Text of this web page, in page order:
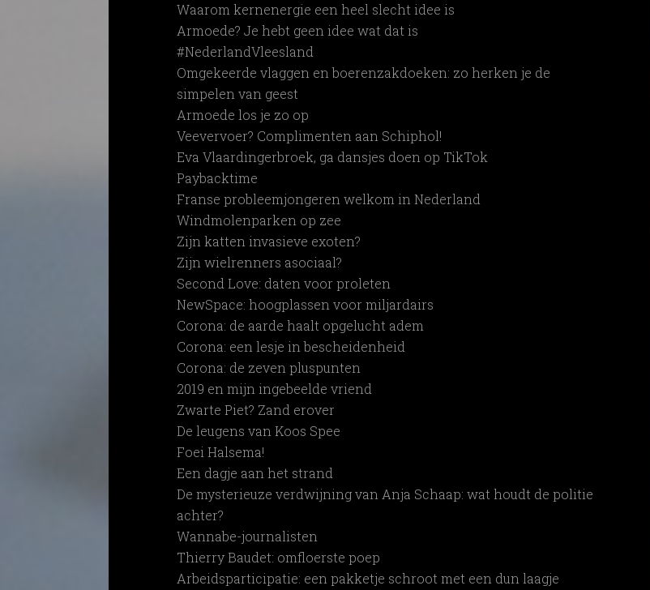
Waarom kernenergie een heel slecht idee is
Armoede? Je hebt geen idee wat dat is
#NederlandVleesland
Omgekeerde vlaggen en boerenzakdoeken: zo herken je de
simpelen van geest
Armoede los je zo op
Veevervoer? Complimenten aan Schiphol!
Eva Vlaardingerbroek, ga dansjes doen op TikTok
Paybacktime
Franse probleemjongeren welkom in Nederland
Windmolenparken op zee
Zijn katten invasieve exoten?
Zijn wielrenners asociaal?
Second Love: daten voor proleten
NewSpace: hoogplassen voor miljardairs
Corona: de aarde haalt opgelucht adem
Corona: een lesje in bescheidenheid
Corona: de zeven pluspunten
2019 en mijn ingebeelde vriend
Zwarte Piet? Zand erover
De leugens van Koos Spee
Foei Halsema!
Een dagje aan het strand
De mysterieuze verdwijning van Anja Schaap: wat houdt de politie
achter?
Wannabe-journalisten
Thierry Baudet: omfloerste poep
Arbeidsparticipatie: een pakketje schroot met een dun laagje